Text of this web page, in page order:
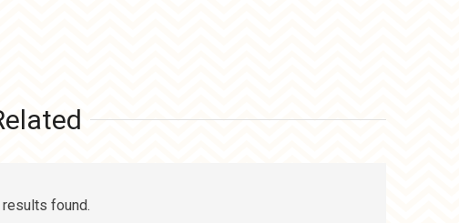
found.